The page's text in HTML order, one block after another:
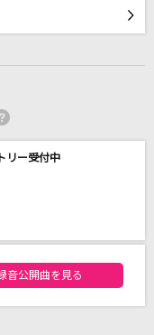
リー受付中
ンキング
音公開曲を見る